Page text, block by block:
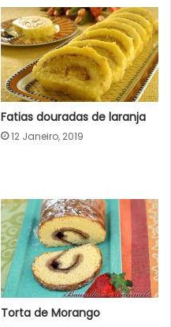
Fatias douradas de laranja
12 Janeiro, 2019
Torta de Morango